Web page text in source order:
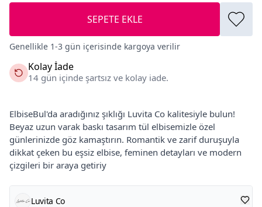
SEPETE EKLE
Genellikle 1-3 gün içerisinde kargoya verilir
Kolay İade
14 gün içinde şartsız ve kolay iade.
ElbiseBul'da aradığınız şıklığı Luvita Co kalitesiyle bulun!
Beyaz uzun varak baskı tasarım tül elbisemizle özel
günlerinizde göz kamaştırın. Romantik ve zarif duruşuyla
dikkat çeken bu eşsiz elbise, feminen detayları ve modern
çizgileri bir araya getiriy
Luvita Co